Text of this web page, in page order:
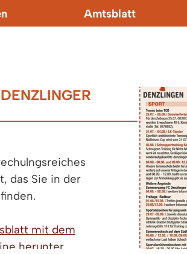
Amtsblatt
das Sie in der
mit dem
herunter.